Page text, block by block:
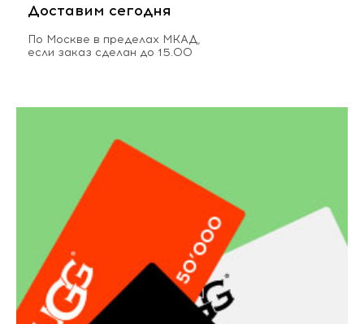
Доставим сегодня
По Москве в пределах МКАД,
если заказ сделан до 15.00